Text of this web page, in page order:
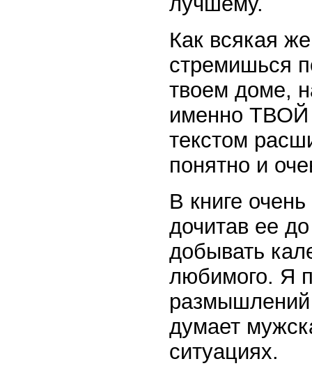
Как всякая
стремишься
твоем доме,
именно ТВОЙ
текстом
понятно и
В книге
дочитав ее
добывать
любимого. Я
думает
ситуациях.